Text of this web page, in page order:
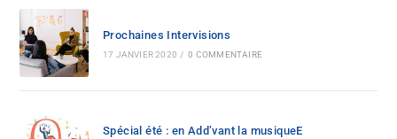
Prochaines Intervisions
17 JANVIER 2020 / 0 COMMENTAIRE
Spécial été : en Add’vant la musiqueE